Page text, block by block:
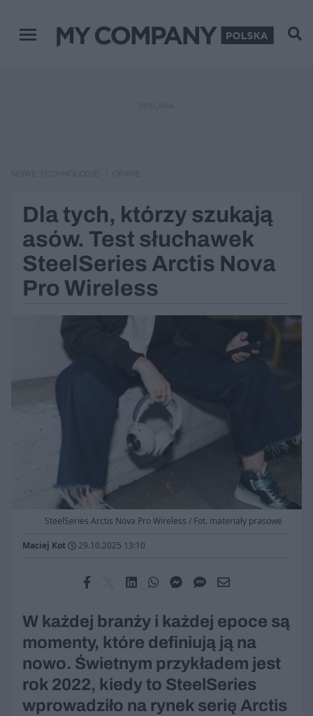
Menu główne
Dla tych, którzy szukają
asów. Test słuchawek
SteelSeries Arctis Nova
Pro Wireless
SteelSeries Arctis Nova Pro Wireless / Fot. materiały prasowe
Maciej Kot 29.10.2025 13:10
W każdej branży i każdej epoce są
momenty, które definiują ją na
nowo. Świetnym przykładem jest
rok 2022, kiedy to SteelSeries
wprowadziło na rynek serię Arctis